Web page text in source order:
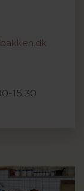
15.30